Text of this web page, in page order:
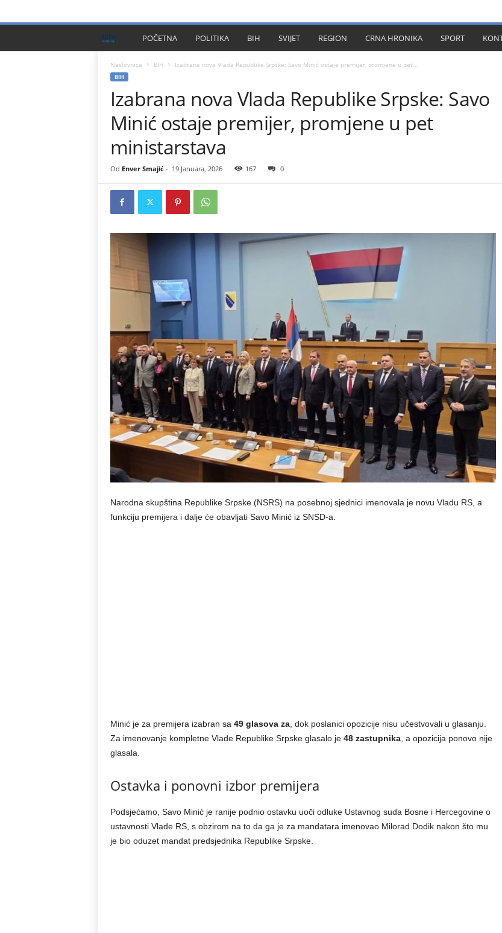
I
H
l
u
POČETNA POLITIKA BIH SVIJET REGION CRNA HRONIKA SPORT
Naslovnica BIH Izabrana nova Vlada Republike Srpske: Savo Minić ostaje premijer, promjene u pet...
BIH
Izabrana nova Vlada Republike Srpske: Savo
Minić ostaje premijer, promjene u pet
ministarstava
Od Enver Smajić- 19 Januara, 2026 167 0
Narodna skupština Republike Srpske (NSRS) na posebnoj sjednici imenovala je novu Vladu RS, a
funkciju premijera i dalje će obavljati Savo Minić iz SNSD-a.
Minić je za premijera izabran sa 49 glasova za, dok poslanici opozicije nisu učestvovali u glasanju.
Za imenovanje kompletne Vlade Republike Srpske glasalo je 48 zastupnika, a opozicija ponovo nije
glasala.
Ostavka i ponovni izbor premijera
Podsjećamo, Savo Minić je ranije podnio ostavku uoči odluke Ustavnog suda Bosne i Hercegovine o
ustavnosti Vlade RS, s obzirom na to da ga je za mandatara imenovao Milorad Dodik nakon što mu
je bio oduzet mandat predsjednika Republike Srpske.